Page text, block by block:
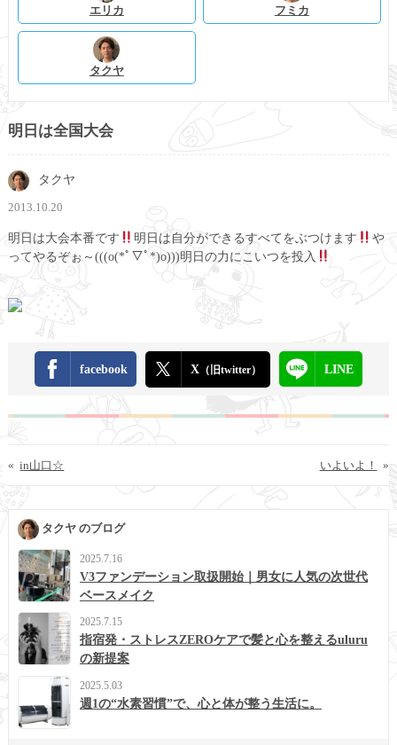
エリカ フミカ
タクヤ
明日は全国大会
タクヤ
2013.10.20
明日は大会本番です 明日は自分ができるすべてをぶつけます
や
ってやるぞぉ～(((o(*ﾟ▽ﾟ*)o)))明日の力にこいつを投入
facebook X（旧twitter） LINE
« in山口☆ »
いよいよ！
タクヤ のブログ
2025.7.16
V3ファンデーション取扱開始｜男女に人気の次世代
ベースメイク
2025.7.15
指宿発・ストレスZEROケアで髪と心を整えるuluru
の新提案
2025.5.03
週1の“水素習慣”で、心と体が整う生活に。